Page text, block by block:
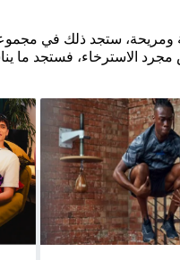
ومريحة، ستجد ذلك في
مجرد الاسترخاء، فستجد ما